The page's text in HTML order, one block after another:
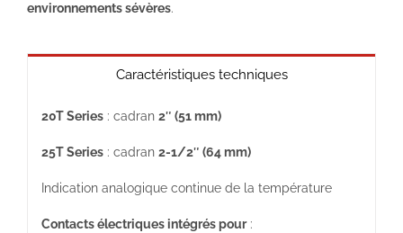
environnements sévères.
Caractéristiques techniques
20T Series: cadran 2″ (51 mm)
25T Series: cadran 2-1/2″ (64 mm)
Indication analogique continue de la température
Contacts électriques intégrés pour: